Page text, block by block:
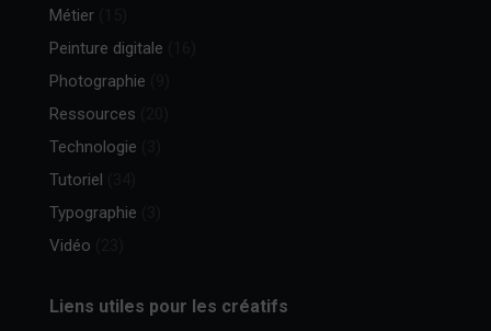
Métier
Peinture digitale
Photographie
Ressources
Technologie
Tutoriel
Typographie
Vidéo
Liens utiles pour les créatifs